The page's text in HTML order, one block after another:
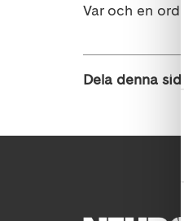
Var och en
Dela denna